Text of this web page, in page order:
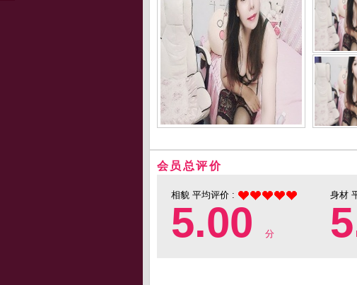
会员总评价
相貌 平均评价 :
5.00 分
身材